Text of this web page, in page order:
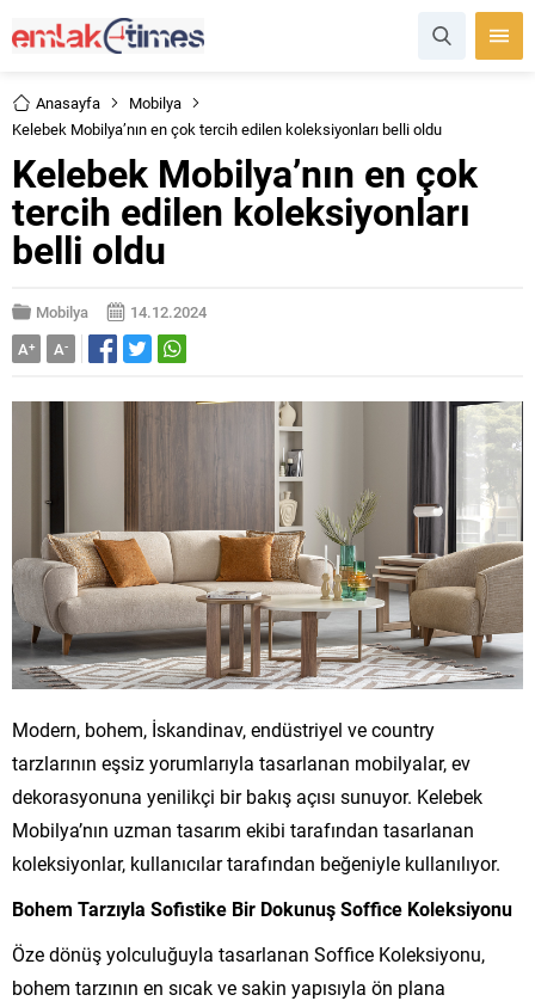
Anasayfa
Mobilya
Kelebek Mobilya’nın en çok tercih edilen koleksiyonları belli oldu
Kelebek Mobilya’nın en çok
tercih edilen koleksiyonları
belli oldu
Mobilya
14.12.2024
A+ A-
Modern, bohem, İskandinav, endüstriyel ve country
tarzlarının eşsiz yorumlarıyla tasarlanan mobilyalar, ev
dekorasyonuna yenilikçi bir bakış açısı sunuyor. Kelebek
Mobilya’nın uzman tasarım ekibi tarafından tasarlanan
koleksiyonlar, kullanıcılar tarafından beğeniyle kullanılıyor.
Bohem Tarzıyla Sofistike Bir Dokunuş Soffice Koleksiyonu
Öze dönüş yolculuğuyla tasarlanan Soffice Koleksiyonu,
bohem tarzının en sıcak ve sakin yapısıyla ön plana